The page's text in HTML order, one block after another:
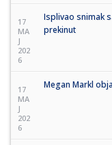
17
MA
J
202
6
Isplivao snimak
prekinut
17
MA
J
202
6
Megan Markl